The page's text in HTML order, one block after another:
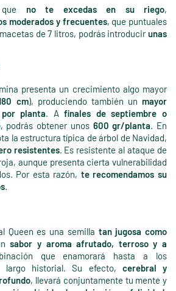
que no te excedas en su riego,
moderados y frecuentes, que puntuales
de 7 litros, podrás introducirunas
presenta un crecimiento algo mayor
cm), produciendo también un mayor
planta. Afinales de septiembre o
, podrás obtener unos 600 gr/planta. En
la estructura típica de árbol de Navidad,
resistentes. Es resistente al ataque de
aunque presenta cierta vulnerabilidad
Por esta razón, te recomendamos su
.
Queen es una semilla tan jugosa como
sabor y aroma afrutado, terroso y a
que enamorará hasta a los
largo historial. Su efecto, cerebral y
, llevará conjuntamente tu mente y